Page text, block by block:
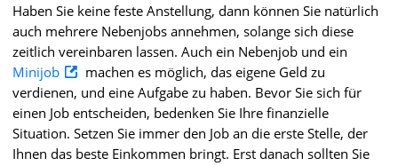
Haben Sie keine feste Anstellung, dann können Sie natürlich
auch mehrere Nebenjobs annehmen, solange sich diese
zeitlich vereinbaren lassen. Auch ein Nebenjob und ein
Minijob
machen es möglich, das eigene Geld zu
verdienen, und eine Aufgabe zu haben. Bevor Sie sich für
einen Job entscheiden, bedenken Sie Ihre finanzielle
Situation. Setzen Sie immer den Job an die erste Stelle, der
Ihnen das beste Einkommen bringt. Erst danach sollten Sie